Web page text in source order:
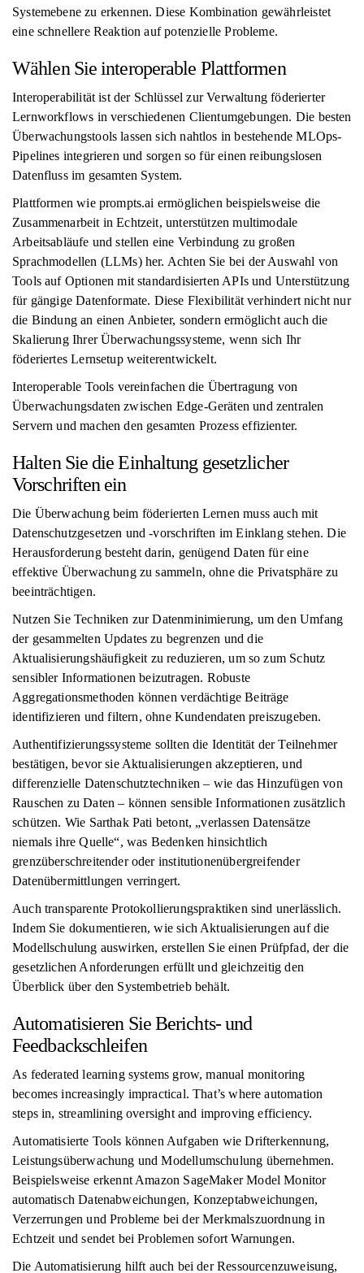
Systemebene zu erkennen. Diese Kombination gewährleistet
eine schnellere Reaktion auf potenzielle Probleme.
Wählen Sie interoperable Plattformen
Interoperabilität ist der Schlüssel zur Verwaltung föderierter
Lernworkflows in verschiedenen Clientumgebungen. Die besten
Überwachungstools lassen sich nahtlos in bestehende MLOps-
Pipelines integrieren und sorgen so für einen reibungslosen
Datenfluss im gesamten System.
Plattformen wie prompts.ai ermöglichen beispielsweise die
Zusammenarbeit in Echtzeit, unterstützen multimodale
Arbeitsabläufe und stellen eine Verbindung zu großen
Sprachmodellen (LLMs) her. Achten Sie bei der Auswahl von
Tools auf Optionen mit standardisierten APIs und Unterstützung
für gängige Datenformate. Diese Flexibilität verhindert nicht nur
die Bindung an einen Anbieter, sondern ermöglicht auch die
Skalierung Ihrer Überwachungssysteme, wenn sich Ihr
föderiertes Lernsetup weiterentwickelt.
Interoperable Tools vereinfachen die Übertragung von
Überwachungsdaten zwischen Edge-Geräten und zentralen
Servern und machen den gesamten Prozess effizienter.
Halten Sie die Einhaltung gesetzlicher
Vorschriften ein
Die Überwachung beim föderierten Lernen muss auch mit
Datenschutzgesetzen und -vorschriften im Einklang stehen. Die
Herausforderung besteht darin, genügend Daten für eine
effektive Überwachung zu sammeln, ohne die Privatsphäre zu
beeinträchtigen.
Nutzen Sie Techniken zur Datenminimierung, um den Umfang
der gesammelten Updates zu begrenzen und die
Aktualisierungshäufigkeit zu reduzieren, um so zum Schutz
sensibler Informationen beizutragen. Robuste
Aggregationsmethoden können verdächtige Beiträge
identifizieren und filtern, ohne Kundendaten preiszugeben.
Authentifizierungssysteme sollten die Identität der Teilnehmer
bestätigen, bevor sie Aktualisierungen akzeptieren, und
differenzielle Datenschutztechniken – wie das Hinzufügen von
Rauschen zu Daten – können sensible Informationen zusätzlich
schützen. Wie Sarthak Pati betont, „verlassen Datensätze
niemals ihre Quelle“, was Bedenken hinsichtlich
grenzüberschreitender oder institutionenübergreifender
Datenübermittlungen verringert.
Auch transparente Protokollierungspraktiken sind unerlässlich.
Indem Sie dokumentieren, wie sich Aktualisierungen auf die
Modellschulung auswirken, erstellen Sie einen Prüfpfad, der die
gesetzlichen Anforderungen erfüllt und gleichzeitig den
Überblick über den Systembetrieb behält.
Automatisieren Sie Berichts- und
Feedbackschleifen
As federated learning systems grow, manual monitoring
becomes increasingly impractical. That’s where automation
steps in, streamlining oversight and improving efficiency.
Automatisierte Tools können Aufgaben wie Drifterkennung,
Leistungsüberwachung und Modellumschulung übernehmen.
Beispielsweise erkennt Amazon SageMaker Model Monitor
automatisch Datenabweichungen, Konzeptabweichungen,
Verzerrungen und Probleme bei der Merkmalszuordnung in
Echtzeit und sendet bei Problemen sofort Warnungen.
Die Automatisierung hilft auch bei der Ressourcenzuweisung,